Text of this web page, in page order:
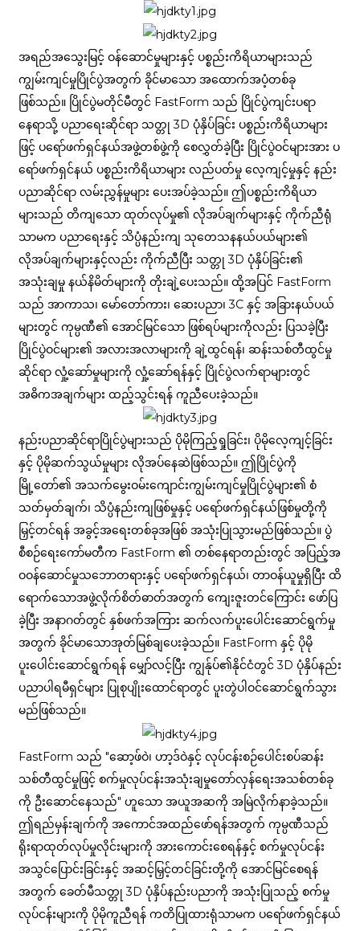
အရည်အသွေးမြင့် ဝန်ဆောင်မှုများနှင့် ပစ္စည်းကိရိယာများသည်
ကျွမ်းကျင်မှုပြိုင်ပွဲအတွက် ခိုင်မာသော အထောက်အပံ့တစ်ခု
ဖြစ်သည်။ ပြိုင်ပွဲမတိုင်မီတွင် FastForm သည် ပြိုင်ပွဲကျင်းပရာ
နေရာသို့ ပညာရေးဆိုင်ရာ သတ္တု 3D ပုံနှိပ်ခြင်း ပစ္စည်းကိရိယာများ
ဖြင့် ပရော်ဖက်ရှင်နယ်အဖွဲ့တစ်ဖွဲ့ကို စေလွှတ်ခဲ့ပြီး ပြိုင်ပွဲဝင်များအား ပ
ရော်ဖက်ရှင်နယ် ပစ္စည်းကိရိယာများ လည်ပတ်မှု လေ့ကျင့်မှုနှင့် နည်း
ပညာဆိုင်ရာ လမ်းညွှန်မှုများ ပေးအပ်ခဲ့သည်။ ဤပစ္စည်းကိရိယာ
များသည် တိကျသော ထုတ်လုပ်မှု၏ လိုအပ်ချက်များနှင့် ကိုက်ညီရုံ
သာမက ပညာရေးနှင့် သိပ္ပံနည်းကျ သုတေသနနယ်ပယ်များ၏
လိုအပ်ချက်များနှင့်လည်း ကိုက်ညီပြီး သတ္တု 3D ပုံနှိပ်ခြင်း၏
အသုံးချမှု နယ်နိမိတ်များကို တိုးချဲ့ပေးသည်။ ထို့အပြင် FastForm
သည် အာကာသ၊ မော်တော်ကား၊ ဆေးပညာ၊ 3C နှင့် အခြားနယ်ပယ်
များတွင် ကုမ္ပဏီ၏ အောင်မြင်သော ဖြစ်ရပ်များကိုလည်း ပြသခဲ့ပြီး
ပြိုင်ပွဲဝင်များ၏ အလားအလာများကို ချဲ့ထွင်ရန်၊ ဆန်းသစ်တီထွင်မှု
ဆိုင်ရာ လှုံ့ဆော်မှုများကို လှုံ့ဆော်ရန်နှင့် ပြိုင်ပွဲလက်ရာများတွင်
အဓိကအချက်များ ထည့်သွင်းရန် ကူညီပေးခဲ့သည်။
နည်းပညာဆိုင်ရာပြိုင်ပွဲများသည် ပိုမိုကြည့်ရှုခြင်း၊ ပိုမိုလေ့ကျင့်ခြင်း
နှင့် ပိုမိုဆက်သွယ်မှုများ လိုအပ်နေဆဲဖြစ်သည်။ ဤပြိုင်ပွဲကို
မြို့တော်၏ အသက်မွေးဝမ်းကျောင်းကျွမ်းကျင်မှုပြိုင်ပွဲများ၏ စံ
သတ်မှတ်ချက်၊ သိပ္ပံနည်းကျဖြစ်မှုနှင့် ပရော်ဖက်ရှင်နယ်ဖြစ်မှုတို့ကို
မြှင့်တင်ရန် အခွင့်အရေးတစ်ခုအဖြစ် အသုံးပြုသွားမည်ဖြစ်သည်။ ပွဲ
စီစဉ်ရေးကော်မတီက FastForm ၏ တစ်နေရာတည်းတွင် အပြည့်အ
ဝဝန်ဆောင်မှုသဘောတရားနှင့် ပရော်ဖက်ရှင်နယ်၊ တာဝန်ယူမှုရှိပြီး ထိ
ရောက်သောအဖွဲ့လိုက်စိတ်ဓာတ်အတွက် ကျေးဇူးတင်ကြောင်း ဖော်ပြ
ခဲ့ပြီး အနာဂတ်တွင် နှစ်ဖက်အကြား ဆက်လက်ပူးပေါင်းဆောင်ရွက်မှု
အတွက် ခိုင်မာသောအုတ်မြစ်ချပေးခဲ့သည်။ FastForm နှင့် ပိုမို
ပူးပေါင်းဆောင်ရွက်ရန် မျှော်လင့်ပြီး ကျွန်ုပ်၏နိုင်ငံတွင် 3D ပုံနှိပ်နည်း
ပညာပါရမီရှင်များ ပြုစုပျိုးထောင်ရာတွင် ပူးတွဲပါဝင်ဆောင်ရွက်သွား
မည်ဖြစ်သည်။
FastForm သည် "ဆော့ဖ်ဝဲ၊ ဟာ့ဒ်ဝဲနှင့် လုပ်ငန်းစဉ်ပေါင်းစပ်ဆန်း
သစ်တီထွင်မှုဖြင့် စက်မှုလုပ်ငန်းအသုံးချမှုတော်လှန်ရေးအသစ်တစ်ခု
ကို ဦးဆောင်နေသည်" ဟူသော အယူအဆကို အမြဲလိုက်နာခဲ့သည်။
ဤရည်မှန်းချက်ကို အကောင်အထည်ဖော်ရန်အတွက် ကုမ္ပဏီသည်
ရိုးရာထုတ်လုပ်မှုလိုင်းများကို အားကောင်းစေရန်နှင့် စက်မှုလုပ်ငန်း
အသွင်ပြောင်းခြင်းနှင့် အဆင့်မြှင့်တင်ခြင်းတို့ကို အောင်မြင်စေရန်
အတွက် ခေတ်မီသတ္တု 3D ပုံနှိပ်နည်းပညာကို အသုံးပြုသည့် စက်မှု
လုပ်ငန်းများကို ပိုမိုကူညီရန် ကတိပြုထားရုံသာမက ပရော်ဖက်ရှင်နယ်